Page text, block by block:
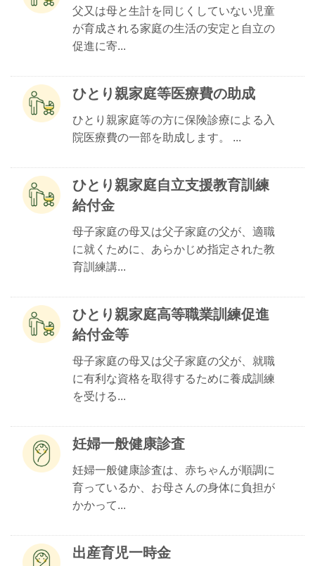
父又は母と生計を同じくしていない児童
が育成される家庭の生活の安定と自立の
促進に寄...
ひとり親家庭等医療費の助成
ひとり親家庭等の方に保険診療による入
院医療費の一部を助成します。 ...
ひとり親家庭自立支援教育訓練
給付金
母子家庭の母又は父子家庭の父が、適職
に就くために、あらかじめ指定された教
育訓練講...
ひとり親家庭高等職業訓練促進
給付金等
母子家庭の母又は父子家庭の父が、就職
に有利な資格を取得するために養成訓練
を受ける...
妊婦一般健康診査
妊婦一般健康診査は、赤ちゃんが順調に
育っているか、お母さんの身体に負担が
かかって...
出産育児一時金